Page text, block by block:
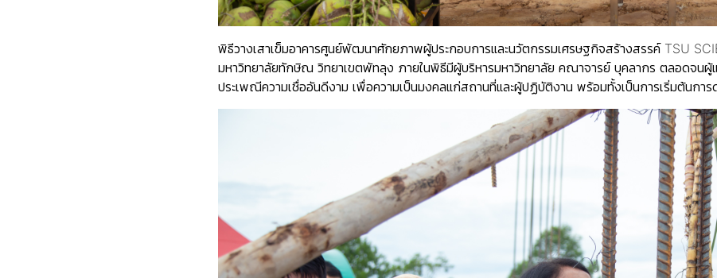
พิธีวางเสาเข็มอาคารศูนย์พัฒนาศักยภาพผู้ประกอบการและนวัตกรรมเศรษฐกิจสร้างสรรค์ TSU
มหาวิทยาลัยทักษิณ วิทยาเขตพัทลุง ภายในพิธีมีผู้บริหารมหาวิทยาลัย คณาจารย์ บุคลากร ตลอดจนผู้
ประเพณีความเชื่ออันดีงาม เพื่อความเป็นมงคลแก่สถานที่และผู้ปฏิบัติงาน พร้อมทั้งเป็นการเริ่มต้นการ